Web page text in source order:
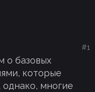
#1
о базовых
которые
многие